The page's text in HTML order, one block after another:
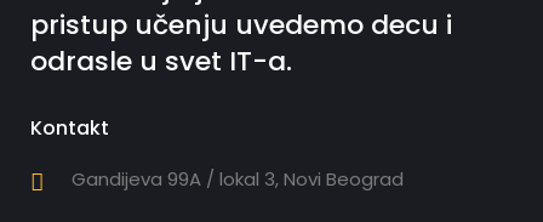
pristup učenju uvedemo decu i
odrasle u svet IT-a.
Kontakt
Gandijeva 99A / lokal 3, Novi Beograd